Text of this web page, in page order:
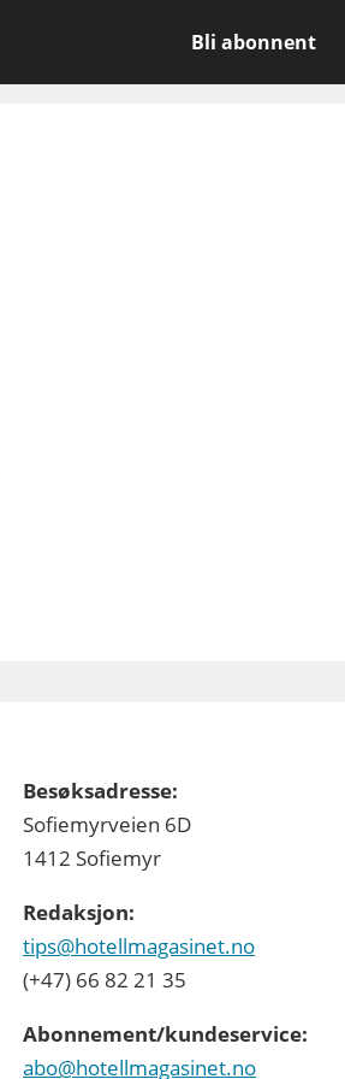
Bli abonnent
Besøksadresse:
Sofiemyrveien 6D
1412 Sofiemyr
Redaksjon:
tips@hotellmagasinet.no
(+47) 66 82 21 35
Abonnement/kundeservice:
abo@hotellmagasinet.no